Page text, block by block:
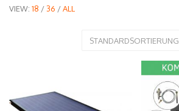
VIEW: 18 / 36 /ALL
STANDARDSORTIERUNG